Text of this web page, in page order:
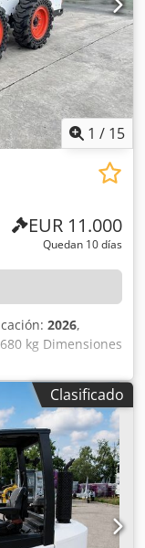
100% Neumáticos
traseros:
de la batería:
de fabricación de
Certificado
de litio, sin
1 / 15
EUR 11.000
Quedan 10 días
2026,
kg Dimensiones
Sistema de
de
Aszrv Uljb Aek
Potencia: 36,5 kW
ruedas
la pala: 1730 mm
mecánico
CE Sin
Clasificado